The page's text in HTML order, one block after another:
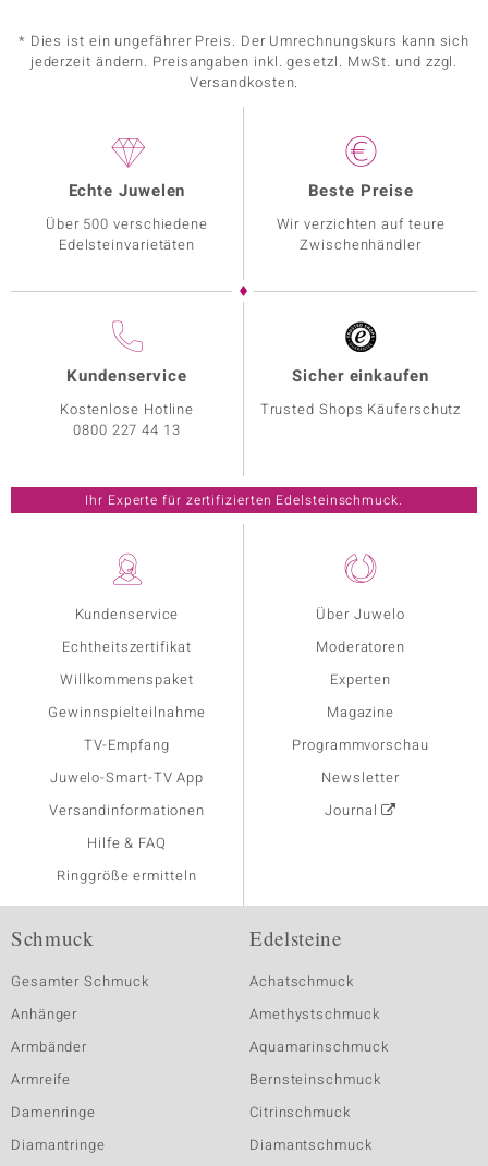
* Dies ist ein ungefährer Preis. Der Umrechnungskurs kann sich
jederzeit ändern. Preisangaben inkl. gesetzl. MwSt. und zzgl.
Versandkosten.
Kundenservice
Echtheitszertifikat
Willkommenspaket
Gewinnspielteilnahme
TV-Empfang
Juwelo-Smart-TV App
Versandinformationen
Hilfe & FAQ
Ringgröße ermitteln
Über Juwelo
Moderatoren
Experten
Magazine
Programmvorschau
Newsletter
Journal
Echte Juwelen
Über 500 verschiedene
Edelsteinvarietäten
Beste Preise
Wir verzichten auf teure
Zwischenhändler
Kundenservice
Kostenlose Hotline
0800 227 44 13
Sicher einkaufen
Trusted Shops Käuferschutz
Ihr Experte für zertifizierten Edelsteinschmuck.
Schmuck
Gesamter Schmuck
Anhänger
Armbänder
Armreife
Damenringe
Diamantringe
Edelsteine
Achatschmuck
Amethystschmuck
Aquamarinschmuck
Bernsteinschmuck
Citrinschmuck
Diamantschmuck